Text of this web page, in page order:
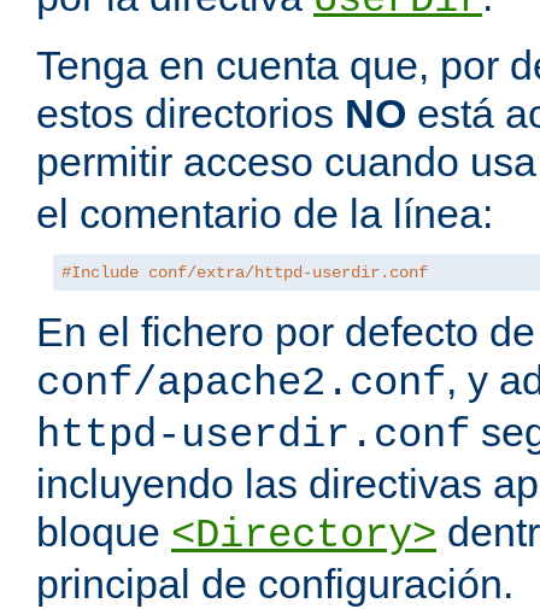
Tenga en cuenta que, por
estos directorios NO está
permitir acceso cuando
el comentario de la línea:
#Include conf/extra/httpd-userdir.conf
En el fichero por defecto
conf/apache2.conf, y
httpd-userdir.conf
incluyendo las directivas
bloque <Directory>
principal de configuración.